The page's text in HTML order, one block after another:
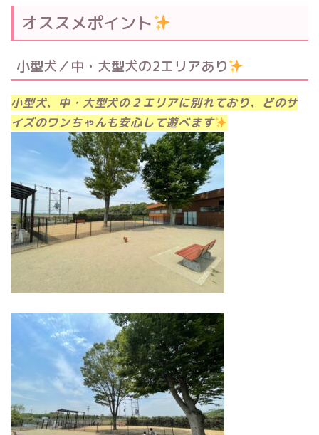
オススメポイント
小型犬／中・大型犬の2エリアあり
小型犬、中・大型犬の２エリアに別れており、どのサ
イズのワンちゃんも安心して遊べます